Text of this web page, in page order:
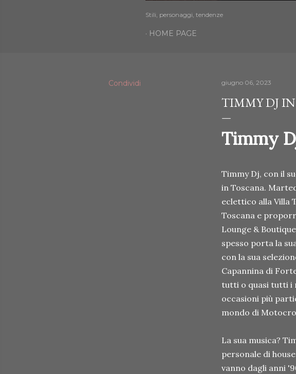
Stili, personaggi, tendenze
HOME PAGE
Condividi giugno 06, 2023
TIMMY DJ
Timmy
Timmy Dj, con il
in Toscana.
eclettico alla Villa
Toscana e
Lounge &
spesso porta la
con la sua
Capannina di
tutti o quasi tutti i
occasioni più
mondo di
La sua musica?
personale di
vanno dagli anni